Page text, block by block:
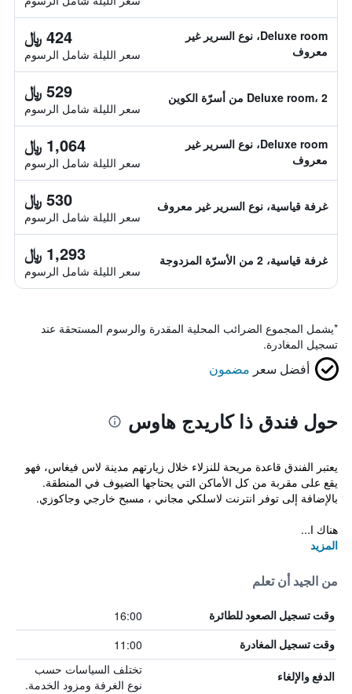
Deluxe room، نوع السرير غير
معروف
424 ﷼
سعر الليلة شامل الرسوم
Deluxe room، 2 من أسرّة الكوين 529 ﷼
سعر الليلة شامل الرسوم
Deluxe room، نوع السرير غير
معروف
1,064 ﷼
سعر الليلة شامل الرسوم
غرفة قياسية، نوع السرير غير معروف 530 ﷼
سعر الليلة شامل الرسوم
غرفة قياسية، 2 من الأسرّة المزدوجة 1,293 ﷼
سعر الليلة شامل الرسوم
*يشمل المجموع الضرائب المحلية المقدرة والرسوم المستحقة عند
تسجيل المغادرة.
أفضل سعر مضمون
حول فندق ذا كاريدج هاوس
يعتبر الفندق قاعدة مريحة للنزلاء خلال زيارتهم مدينة لاس فيغاس، فهو
يقع على مقربة من كل الأماكن التي يحتاجها الضيوف في المنطقة.
بالإضافة إلى توفر انترنت لاسلكي مجاني ، مسبح خارجي وجاكوزي.
هناك ا...
المزيد
من الجيد أن تعلم
وقت تسجيل الصعود للطائرة 16:00
وقت تسجيل المغادرة 11:00
الدفع والإلغاء
تختلف السياسات حسب
نوع الغرفة ومزود الخدمة.